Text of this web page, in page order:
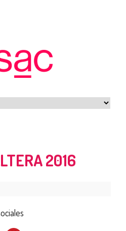
2016